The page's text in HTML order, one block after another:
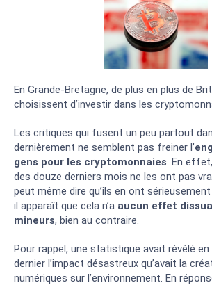
En Grande-Bretagne, de plus en plus de
choisissent d’investir dans les
Les critiques qui fusent un peu partout
dernièrement ne semblent pas freiner l’
gens pour les cryptomonnaies. En
des douze derniers mois ne les ont pas
peut même dire qu’ils en ont sérieusement
il apparaît que cela n’a aucun effet
mineurs, bien au contraire.
Pour rappel, une statistique avait révélé
dernier l’impact désastreux qu’avait la
numériques sur l’environnement. En